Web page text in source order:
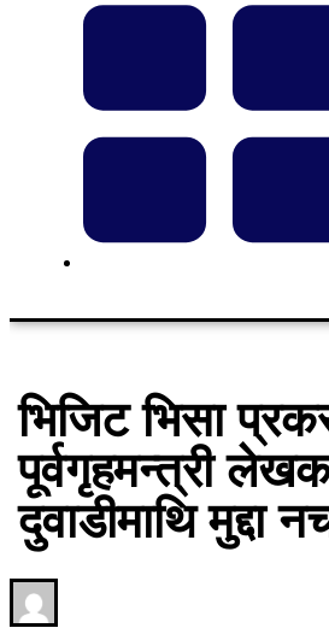
भिजिट भिसा
पूर्वगृहमन्त्री
दुवाडीमाथि मुद्दा